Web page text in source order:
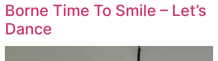
Borne Time To Smile – Let’s
Dance